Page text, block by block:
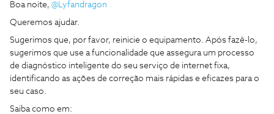
Boa noite, ​ @Lyfandragon
Queremos ajudar.
Sugerimos que, por favor, reinicie o equipamento. Após fazê-lo,
sugerimos que use a funcionalidade que assegura um processo
de diagnóstico inteligente do seu serviço de internet fixa,
identificando as ações de correção mais rápidas e eficazes para o
seu caso.
Saiba como em: